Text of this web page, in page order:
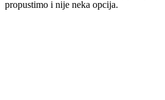
propustimo i nije neka opcija.